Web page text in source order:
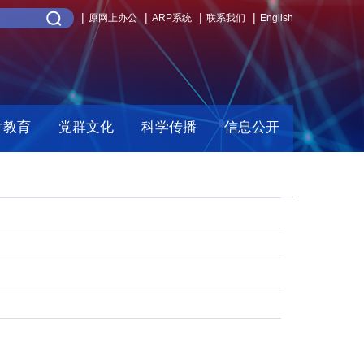
原网上办公 ARP系统 联系我们 English
教育 党群文化 科学传播 信息公开